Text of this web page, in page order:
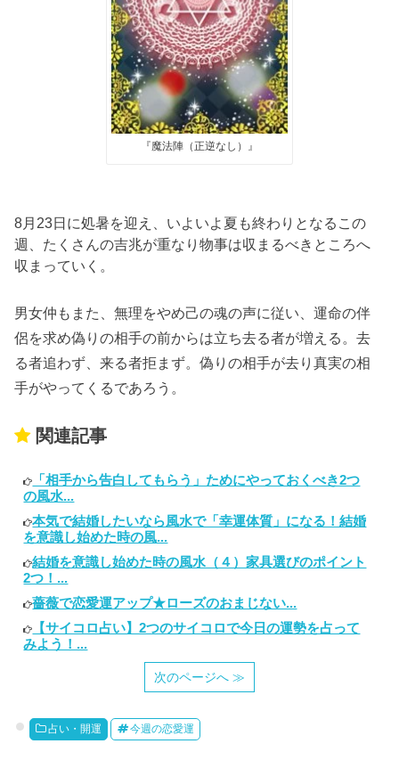
『魔法陣（正逆なし）』
8月23日に処暑を迎え、いよいよ夏も終わりとなるこの
週、たくさんの吉兆が重なり物事は収まるべきところへ
収まっていく。
男女仲もまた、無理をやめ己の魂の声に従い、運命の伴
侶を求め偽りの相手の前からは立ち去る者が増える。去
る者追わず、来る者拒まず。偽りの相手が去り真実の相
手がやってくるであろう。
関連記事
「相手から告白してもらう」ためにやっておくべき2つ
の風水...
本気で結婚したいなら風水で「幸運体質」になる！結婚
を意識し始めた時の風...
結婚を意識し始めた時の風水（４）家具選びのポイント
2つ！...
薔薇で恋愛運アップ★ローズのおまじない...
【サイコロ占い】2つのサイコロで今日の運勢を占って
みよう！...
次のページへ ≫
占い・開運 今週の恋愛運